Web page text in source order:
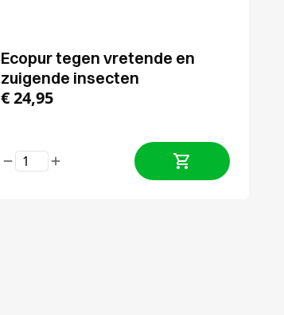
Ecopur tegen vretende en
zuigende insecten
€24,95